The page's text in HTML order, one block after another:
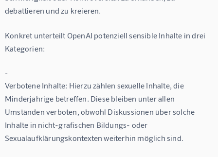
debattieren und zu kreieren.
Konkret unterteilt OpenAI potenziell sensible Inhalte in drei
Kategorien:
-
Verbotene Inhalte: Hierzu zählen sexuelle Inhalte, die
Minderjährige betreffen. Diese bleiben unter allen
Umständen verboten, obwohl Diskussionen über solche
Inhalte in nicht-grafischen Bildungs- oder
Sexualaufklärungskontexten weiterhin möglich sind.